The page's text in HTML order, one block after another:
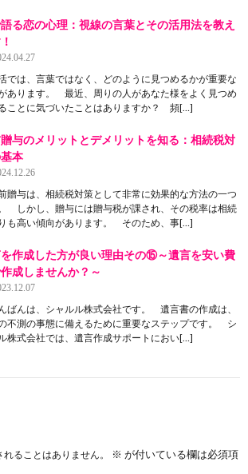
る恋の心理：視線の言葉とその活用法を教え
では、言葉ではなく、どのように見つめるかが重要な
あります。 最近、周りの人があなた様をよく見つめ
ことに気づいたことはありますか？ 頻[…]
与のメリットとデメリットを知る：相続税対
本
贈与は、相続税対策として非常に効果的な方法の一つ
しかし、贈与には贈与税が課され、その税率は相続
も高い傾向があります。 そのため、事[…]
作成した方が良い理由その⑮～遺言を安い費
成しませんか？～
ばんは、シャルル株式会社です。 遺言書の作成は、
不測の事態に備えるために重要なステップです。 シ
株式会社では、遺言作成サポートにおい[…]
ることはありません。 ※ が付いている欄は必須項